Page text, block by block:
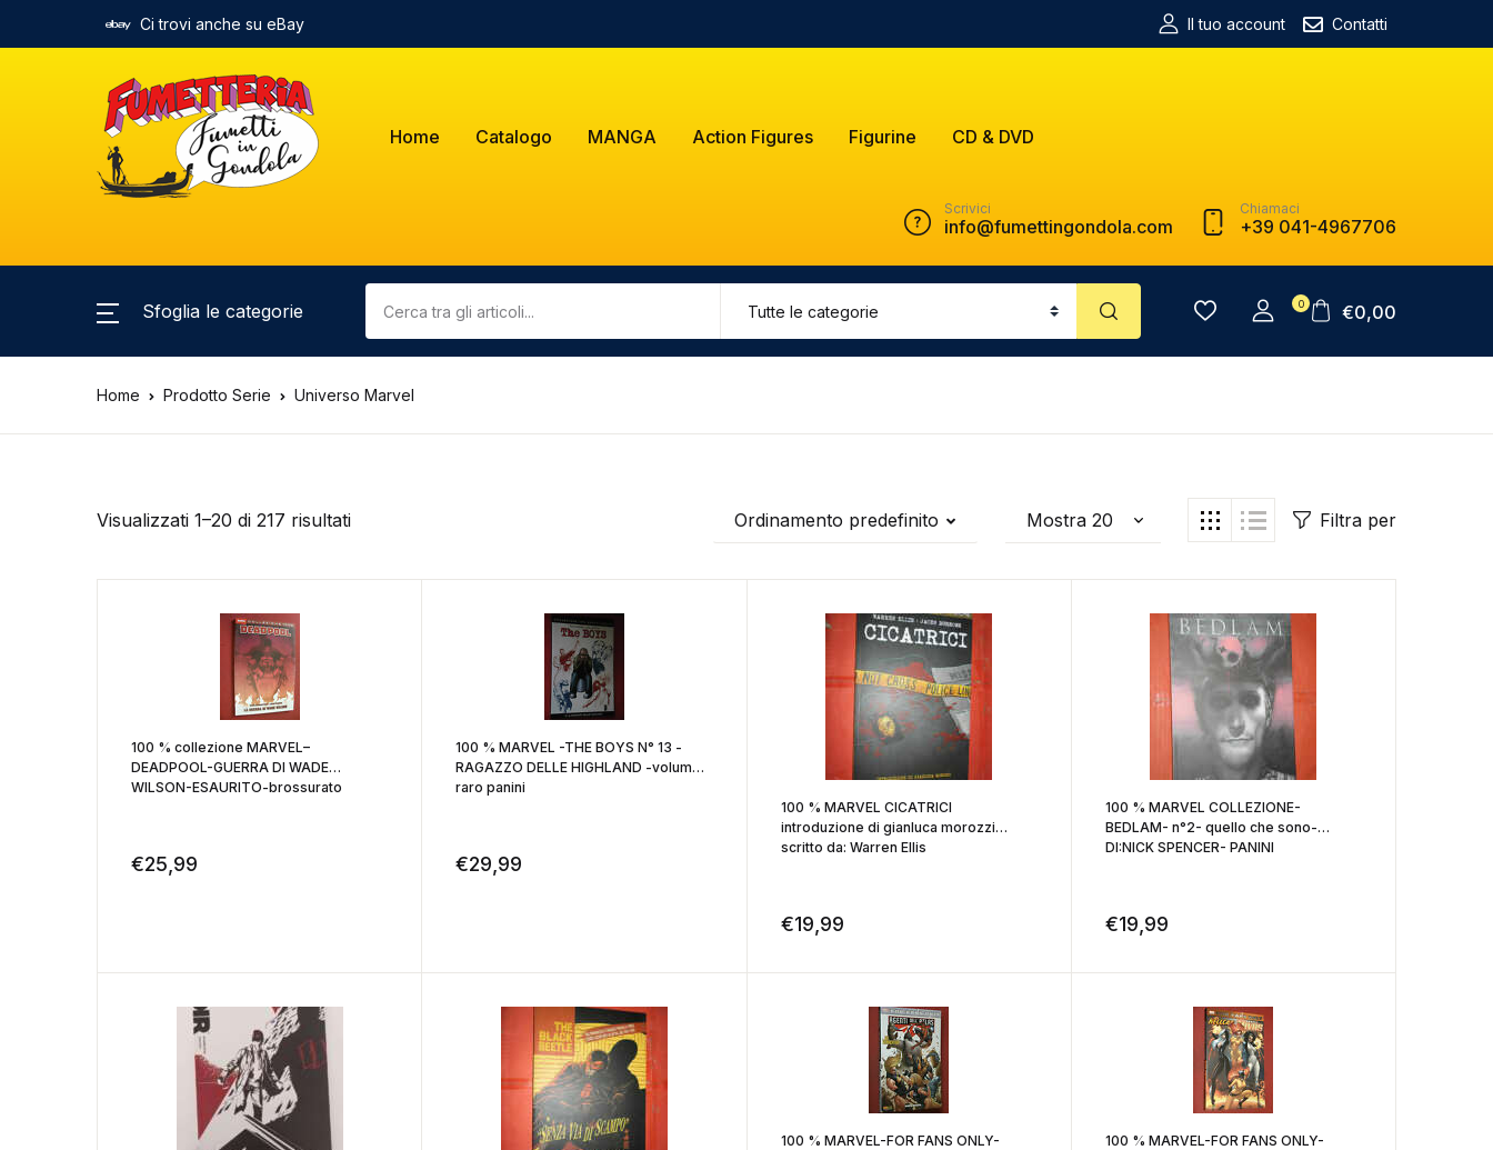
Ci trovi anche su eBay Il tuo account Contatti
Home Catalogo MANGA Action Figures Figurine CD & DVD
Scrivici
info@fumettingondola.com
Chiamaci
+39 041-4967706
Sfoglia le categorie 0 €0,00
Home Prodotto Serie Universo Marvel
Visualizzati 1–20 di 217 risultati Ordinamento predefinito Filtra per
100 % collezione MARVEL–
DEADPOOL-GUERRA DI WADE
WILSON-ESAURITO-brossurato
€25,99
100 % MARVEL -THE BOYS N° 13 -
RAGAZZO DELLE HIGHLAND -volume
raro panini
€29,99
100 % MARVEL CICATRICI
introduzione di gianluca morozzi
scritto da: Warren Ellis
€19,99
100 % MARVEL COLLEZIONE-
BEDLAM- n°2- quello che sono-
DI:NICK SPENCER- PANINI
€19,99
100 % MARVEL-FOR FANS ONLY-
100 % MARVEL-FOR FANS ONLY-